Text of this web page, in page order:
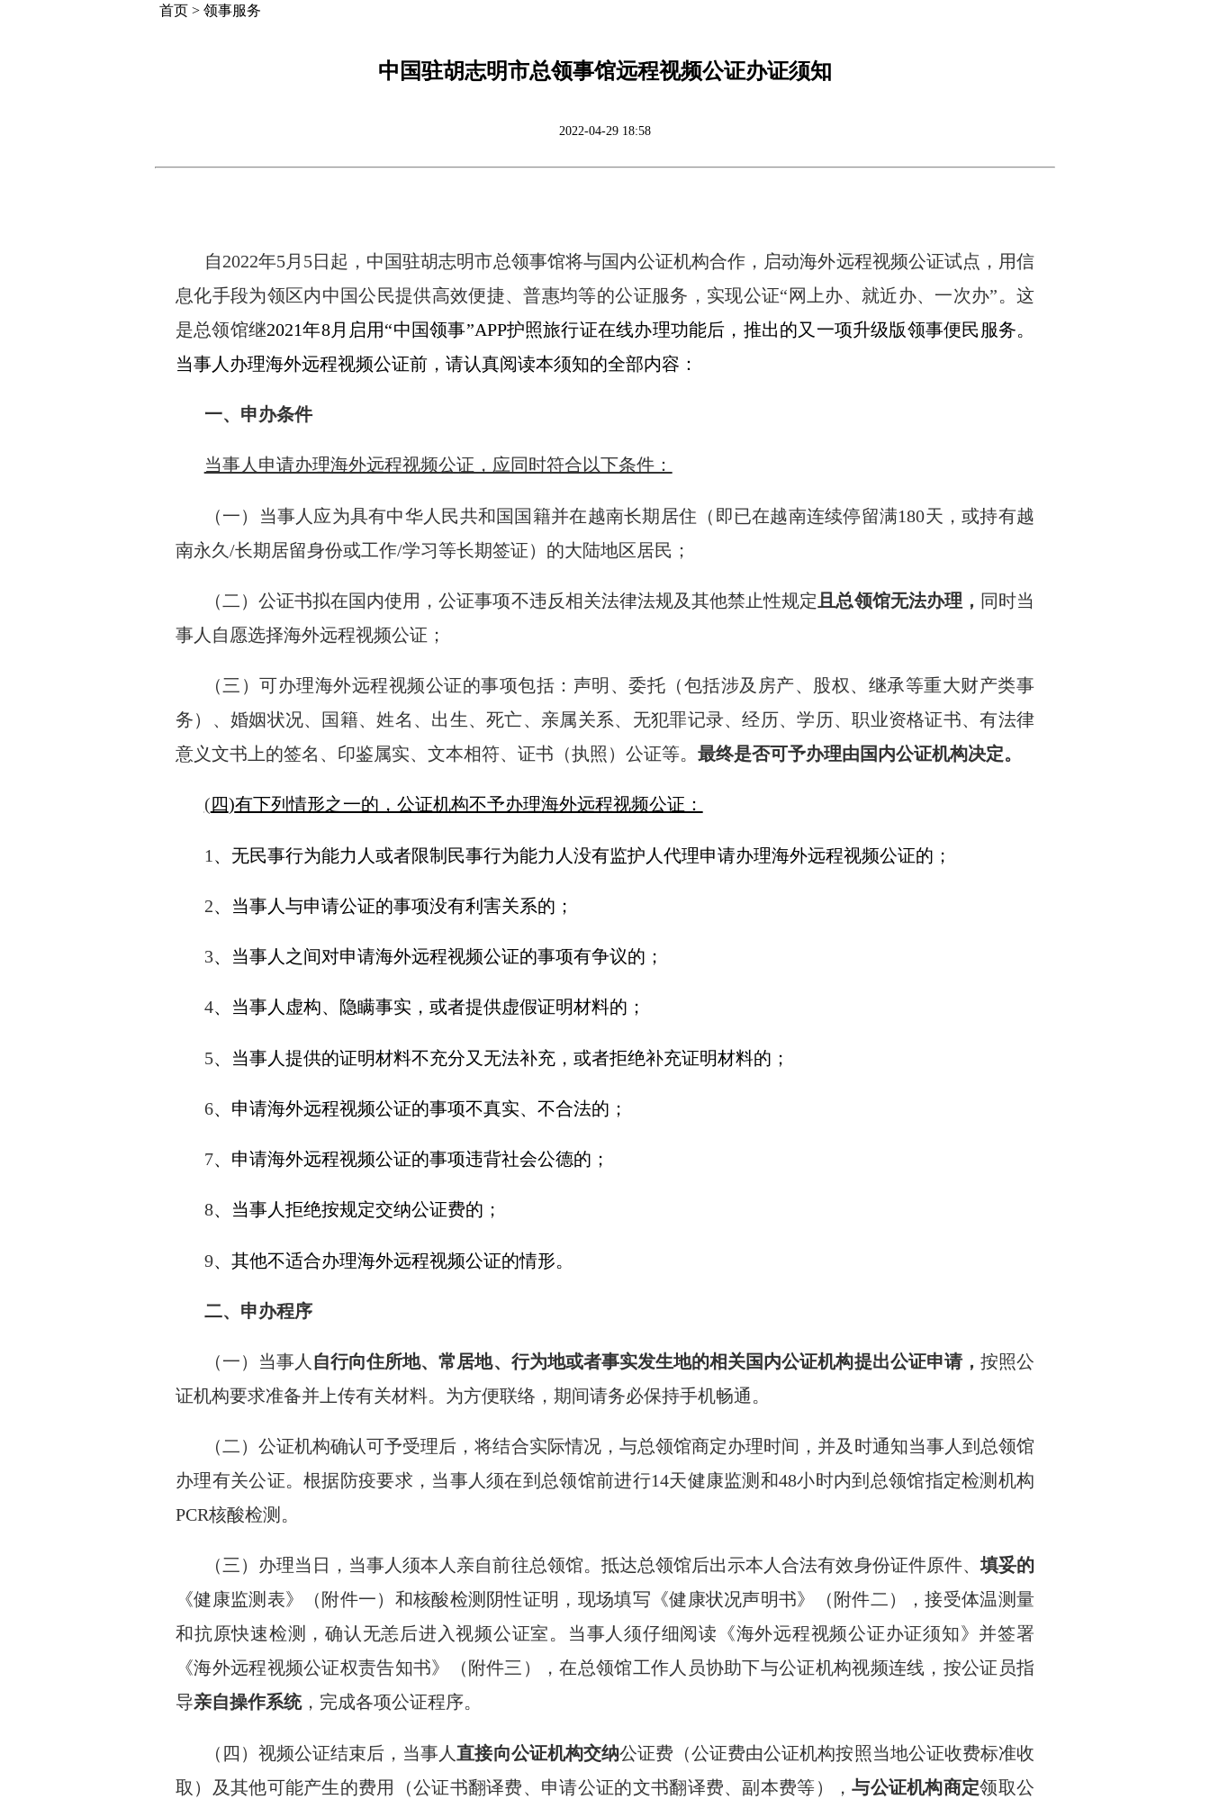
首页 > 领事服务
中国驻胡志明市总领事馆远程视频公证办证须知
2022-04-29 18:58
自2022年5月 5日起，中国驻胡志明市总领事馆将与国内公证机构合作，启动海外远程视频公证试点，用信
息化手段为领区内中国公民提供高效便捷、普惠均等的公证服务，实现公证“网上办、就近办、一次办”。这
是总领馆继2021年8月启用“中国领事”APP护照旅行证在线办理功能后，推出的又一项升级版领事便民服务。
当事人办理海外远程视频公证前，请认真阅读本须知的全部内容：
一、申办条件
当事人申请办理海外远程视频公证，应同时符合以下条件：
（一）当事人应为具有中华人民共和国国籍并在越南长期居住（即已在越南连续停留满180天，或持有越
南永久/长期居留身份或工作/学习等长期签证）的大陆地区居民；
（二）公证书拟在国内使用，公证事项不违反相关法律法规及其他禁止性规定 且总领馆无法办理， 同时当
事人自愿选择海外远程视频公证；
（三）可办理海外远程视频公证的事项包括：声明、委托（包括涉及房产、股权、继承等重大财产类事
务）、婚姻状况、国籍、姓名、出生、死亡、亲属关系、无犯罪记录、经历、学历、职业资格证书、有法律
意义文书上的签名、印鉴属实、文本相符、证书（执照）公证等。 最终是否可予办理由国内公证机构决定。
(四)有下列情形之一的，公证机构不予办理海外远程视频公证：
1 、无民事行为能力人或者限制民事行为能力人没有监护人代理申请办理海外远程视频公证的；
2、当事人与申请公证的事项没有利害关系的；
3、当事人之间对申请海外远程视频公证的事项有争议的；
4、当事人虚构、隐瞒事实，或者提供虚假证明材料的；
5、当事人提供的证明材料不充分又无法补充，或者拒绝补充证明材料的；
6、申请海外远程视频公证的事项不真实、不合法的；
7、申请海外远程视频公证的事项违背社会公德的；
8、当事人拒绝按规定交纳公证费的；
9、其他不适合办理海外远程视频公证的情形。
二、申办程序
（一）当事人 自行向住所地、常居地、行为地或者事实发生地的相关国内公证机构提出公证申请， 按照公
证机构要求准备并上传有关材料。为方便联络，期间请务必保持手机畅通。
（二）公证机构确认可予受理后，将结合实际情况，与总领馆商定办理时间，并及时通知当事人到总领馆
办理有关公证。根据防疫要求，当事人须在到总领馆前进行14天健康监测和48小时内到 总领馆指定检测机构
PCR核酸检测。
（三）办理当日，当事人须本人亲自前往总领馆。抵达总领馆后出示本人合法有效身份证件原件、填妥的
《健康监测表》（附件一）和核酸检测阴性证明，现场填写《健康状况声明书》（附件二），接受体温测量
和抗原快速检测，确认无恙后进入视频公证室。当事人须仔细阅读《海外远程视频公证办证须知》并签署
《海外远程视频公证权责告知书》（附件三），在总领馆工作人员协助下与公证机构视频连线，按公证员指
导亲自操作系统，完成各项公证程序。
（四）视频公证结束后，当事人 直接向公证机构交纳公证费（公证费由公证机构按照当地公证收费标准收
取）及其他可能产生的费用（公证书翻译费、申请公证的文书翻译费、副本费等），与公证机构商定领取公